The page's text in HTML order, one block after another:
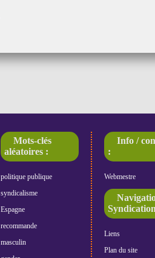
Mots-clés
aléatoires :
politique publique
syndicalisme
Espagne
recommande
masculin
Info /
:
Webmestre
Liens
Plan du site